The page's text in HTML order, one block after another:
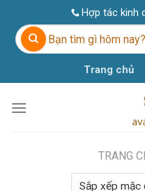
content
Hợp tác kinh
Tìm
kiếm:
Trang chủ
TRANG